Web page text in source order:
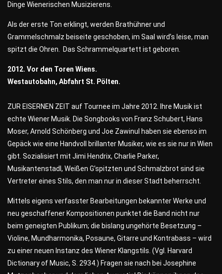
Dinge Wienerischen Musizierens.
Als der erste Ton erklingt, werden Brathühner und
Grammelschmalz beiseite geschoben, im Saal wird’s leise, man
spitzt die Ohren. Das Schrammelquartett ist geboren.
2012. Vor den Toren Wiens.
Westautobahn, Abfahrt St. Pölten.
ZUR EISERNEN ZEIT auf Tournee im Jahre 2012. Ihre Musik ist
echte Wiener Musik. Die Songbooks von Franz Schubert, Hans
Moser, Arnold Schönberg und Joe Zawinul haben sie ebenso im
Gepäck wie eine Handvoll brillanter Musiker, wie es sie nur in Wien
gibt. Sozialisiert mit Jimi Hendrix, Charlie Parker,
Musikantenstadl, Weißen G’spitzten und Schmalzbrot sind sie
Vertreter eines Stils, den man nur in dieser Stadt beherrscht.
Mittels eigens verfasster Bearbeitungen bekannter Werke und
neu geschaffener Kompositionen punktet die Band nicht nur
beim geneigten Publikum; die bislang ungehörte Besetzung –
Violine, Mundharmonika, Posaune, Gitarre und Kontrabass – wird
zu einer neuen Instanz des Wiener Klangstils. (Vgl. Harvard
Dictionary of Music, S. 2934.) Fragen sie nach bei Josephine